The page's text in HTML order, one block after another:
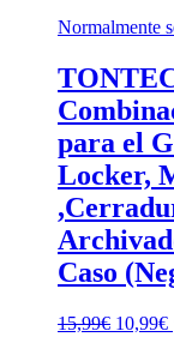
Normalmente
para el
Locker,
Caso
15,99€ El
10,99€